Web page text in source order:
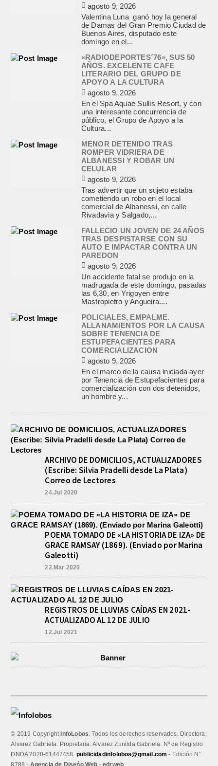
agosto 9, 2026
Valentina Luna ganó hoy la general
de Damas del Gran Premio Ciudad de
Buenos Aires, disputado este
domingo en el...
«RADIODEPORTES´76», SUS 50
AÑOS. EXCELENTE CAFE
LITERARIO DEL GRUPO DE
APOYO A LA CULTURA
agosto 9, 2026
En el Spa Aquae Sullis Resort, y con
una interesante concurrencia de
público, el Grupo de Apoyo a la
Cultura...
MENOR DETENIDO TRAS
ROMPER VIDRIERA DE
ALBANESSI Y ROBAR UN
CELULAR
agosto 9, 2026
Tras advertir que un sujeto estaba
cometiendo un robo en el local
comercial de Albanessi, en calle
Rivadavia y Salgado,...
FALLECIO UN JOVEN DE 24 AÑOS
TRAS DESPISTARSE CON SU
AUTO E IMPACTAR CONTRA UN
PAREDON
agosto 9, 2026
Un accidente fatal se produjo en la
madrugada de este domingo, pasadas
las 6,30, en Yrigoyen entre
Mastropietro y Angueira....
POLICIALES, EMPALME.
ALLANAMIENTOS POR LA CAUSA
SOBRE TENENCIA DE
ESTUPEFACIENTES PARA
COMERCIALIZACION
agosto 9, 2026
En el marco de la causa iniciada ayer
por Tenencia de Estupefacientes para
comercialización con dos detenidos,
un hombre y...
ARCHIVO DE DOMICILIOS, ACTUALIZADORES
(Escribe: Silvia Pradelli desde La Plata)
Correo de Lectores
24.Jul 2020
POEMA TOMADO DE «LA HISTORIA DE IZA» DE
GRACE RAMSAY (1869). (Enviado por Marina
Galeotti)
22.Mar 2020
REGISTROS DE LLUVIAS CAÍDAS EN 2021-
ACTUALIZADO AL 12 DE JULIO
12.Jul 2021
© 2019 CopyrightInfoLobos . Todos los derechos reservados. Directora:
Alvarez Gabriela. Propietaria: Alvarez Zunilda Gabriela. Nº de Registro
DNDA 2020-61447458.publicidadinfolobos@gmail.com - Edición N°
8789 - Agencia de Diseńo Web - edrweb